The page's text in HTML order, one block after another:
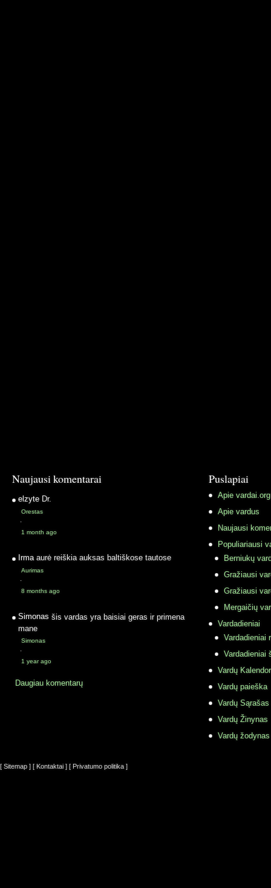
Naujausi komentarai
elzyte Dr.
Orestas
·
1 month ago
Irma aurė reiškia auksas baltiškose tautose
Aurimas
·
8 months ago
Simonas šis vardas yra baisiai geras ir primena
mane
Simonas
·
1 year ago
Daugiau komentarų
Puslapiai
Apie vardai.org
Apie vardus
Naujausi
Populiariausi
Berniukų
Gražiausi
Gražiausi
Mergaičių
Vardadieniai
Vardadieniai
Vardadieniai
Vardų
Vardų paieška
Vardų Sąrašas
Vardų Žinynas
Vardų
[ Sitemap ] [ Kontaktai ] [ Privatumo politika ]